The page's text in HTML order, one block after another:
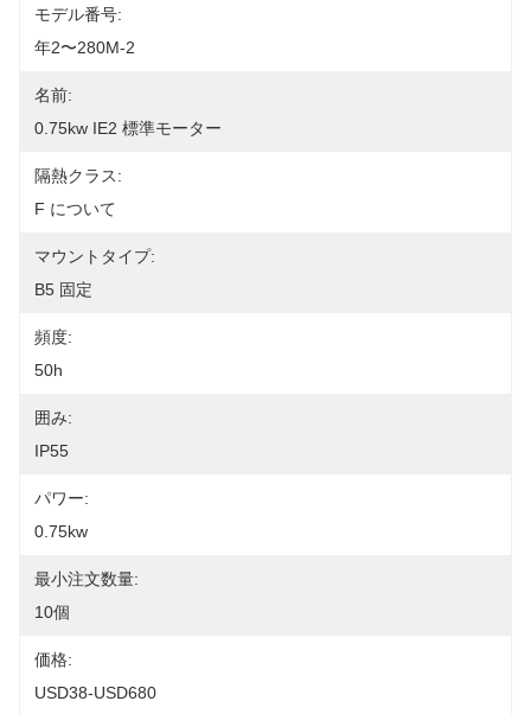
モデル番号:
年2〜280M-2
名前:
0.75kw IE2 標準モーター
隔熱クラス:
F について
マウントタイプ:
B5 固定
頻度:
50h
囲み:
IP55
パワー:
0.75kw
最小注文数量:
10個
価格:
USD38-USD680